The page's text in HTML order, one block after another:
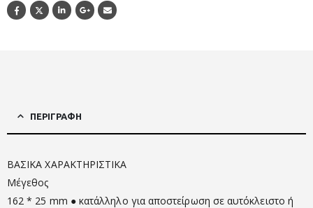
ΠΕΡΙΓΡΑΦΉ
ΒΑΣΙΚΑ ΧΑΡΑΚΤΗΡΙΣΤΙΚΑ
Μέγεθος
162 * 25 mm ● κατάλληλο για αποστείρωση σε αυτόκλειστο ή